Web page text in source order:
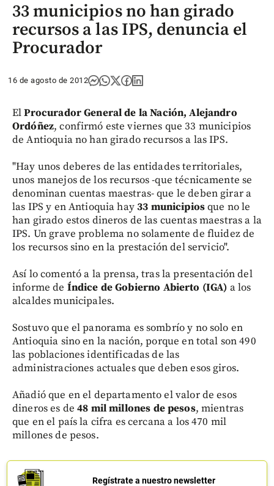
33 municipios no han girado
recursos a las IPS, denuncia el
Procurador
16 de agosto de 2012
ElProcurador General de la Nación, Alejandro
Ordóñez, confirmó este viernes que 33 municipios
de Antioquia no han girado recursos a las IPS.
"Hay unos deberes de las entidades territoriales,
unos manejos de los recursos -que técnicamente se
denominan cuentas maestras- que le deben girar a
las IPS y en Antioquia hay33 municipiosque no le
han girado estos dineros de las cuentas maestras a la
IPS. Un grave problema no solamente de fluidez de
los recursos sino en la prestación del servicio".
Así lo comentó a la prensa, tras la presentación del
informe de Índice de Gobierno Abierto (IGA) a los
alcaldes municipales.
Sostuvo que el panorama es sombrío y no solo en
Antioquia sino en la nación, porque en total son 490
las poblaciones identificadas de las
administraciones actuales que deben esos giros.
Añadió que en el departamento el valor de esos
dineros es de48 mil millones de pesos, mientras
que en el país la cifra es cercana a los 470 mil
millones de pesos.
Regístrate a nuestro newsletter